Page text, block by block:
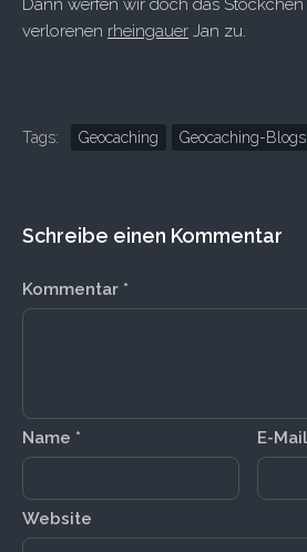
Dann werfen wir doch das
verlorenen rheingauer Jan zu.
Tags: Geocaching Geocaching-Blogs
Schreibe einen Kommentar
Kommentar *
Name * E-
Website